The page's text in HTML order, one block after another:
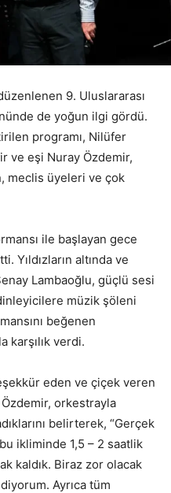
9. Uluslararası
de yoğun ilgi gördü.
programı, Nilüfer
ve eşi Nuray Özdemir,
meclis üyeleri ve çok
ile başlayan gece
Yıldızların altında ve
Lambaoğlu, güçlü sesi
müzik şöleni
beğenen
karşılık verdi.
eden ve çiçek veren
orkestrayla
belirterek, “Gerçek
ikliminde 1,5 – 2 saatlik
kaldık. Biraz zor olacak
Ayrıca tüm